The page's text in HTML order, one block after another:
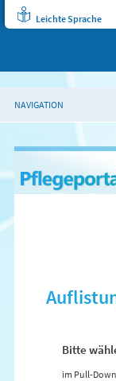
Leichte Sprache
NAVIGATION
Bitte
im Pull-